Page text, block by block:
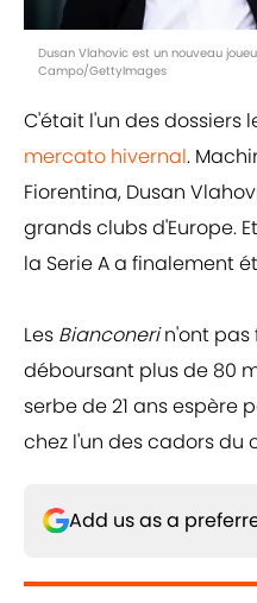
Dusan Vlahovic est un nouveau
Campo/GettyImages
C'était l'un des dossiers
mercato hivernal.
Fiorentina, Dusan
grands clubs d'Europe.
la Serie A a finalement
Les Bianconerin'ont pas
déboursant plus de 80
serbe de 21 ans espère
chez l'un des cadors
Add us as a